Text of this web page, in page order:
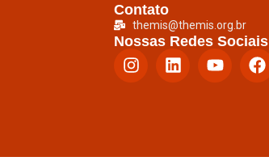
Contato
themis@themis.org.br
Nossas Redes Sociais